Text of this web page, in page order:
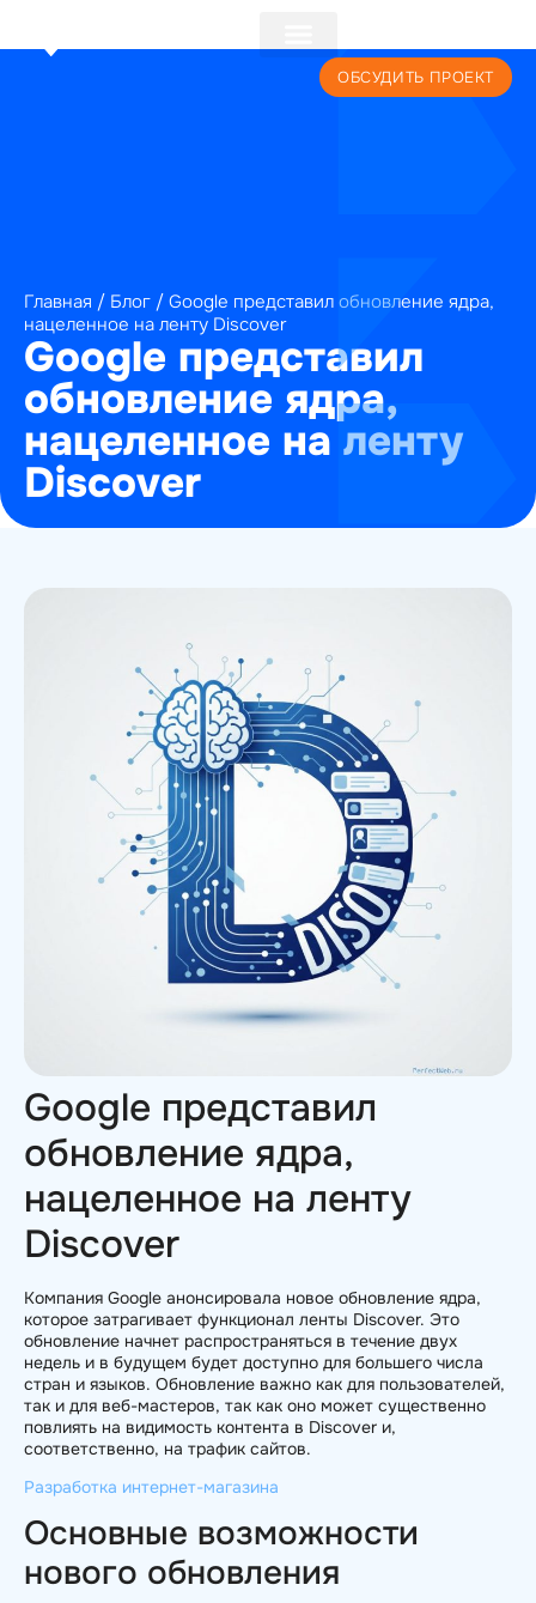
ОБСУДИТЬ ПРОЕКТ
Главная / Блог / Google представил обновление ядра,
нацеленное на ленту Discover
Google представил
обновление ядра,
нацеленное на ленту
Discover
Google представил
обновление ядра,
нацеленное на ленту
Discover
Компания Google анонсировала новое обновление ядра,
которое затрагивает функционал ленты Discover. Это
обновление начнет распространяться в течение двух
недель и в будущем будет доступно для большего числа
стран и языков. Обновление важно как для пользователей,
так и для веб-мастеров, так как оно может существенно
повлиять на видимость контента в Discover и,
соответственно, на трафик сайтов.
Разработка интернет-магазина
Основные возможности
нового обновления